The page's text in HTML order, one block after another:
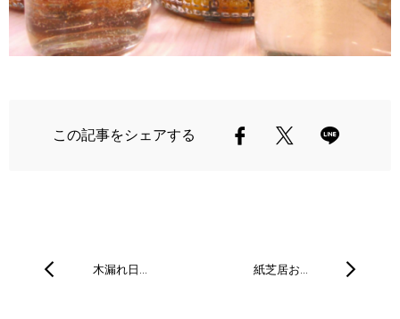
この記事をシェアする
木漏れ日… 紙芝居お…